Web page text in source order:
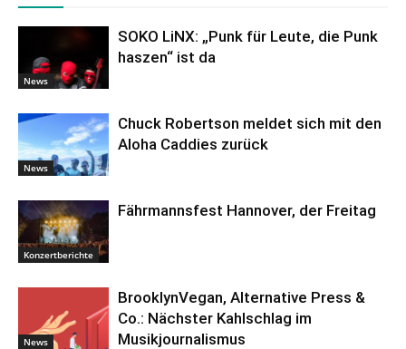
News
SOKO LiNX: „Punk für Leute, die Punk
haszen“ ist da
News
Chuck Robertson meldet sich mit den
Aloha Caddies zurück
Konzertberichte
Fährmannsfest Hannover, der Freitag
News
BrooklynVegan, Alternative Press &
Co.: Nächster Kahlschlag im
Musikjournalismus